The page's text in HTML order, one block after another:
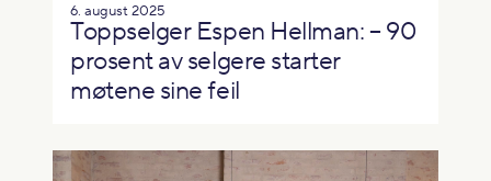
6. august 2025
Toppselger Espen Hellman: – 90
prosent av selgere starter
møtene sine feil